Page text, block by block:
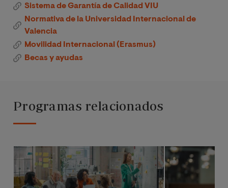
Sistema de Garantía de Calidad VIU
Normativa de la Universidad Internacional de
Valencia
Movilidad Internacional (Erasmus)
Becas y ayudas
Programas relacionados